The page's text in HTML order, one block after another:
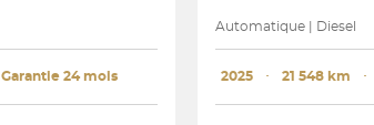
Garantie 24 mois
Automatique | Diesel
2025 ･ 21 548 km ･